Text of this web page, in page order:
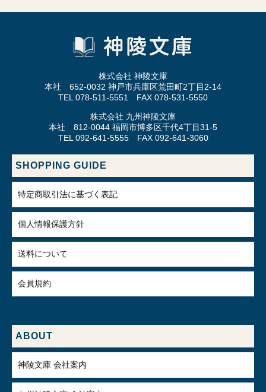
株式会社 神陵文庫
本社 652-0032 神戸市兵庫区荒田町2丁目2-14
TEL 078-511-5551 FAX 078-531-5550
株式会社 九州神陵文庫
本社 812-0044 福岡市博多区千代4丁目31-5
TEL 092-641-5555 FAX 092-641-3060
SHOPPING GUIDE
特定商取引法に基づく表記
個人情報保護方針
送料について
会員規約
ABOUT
神陵文庫 会社案内